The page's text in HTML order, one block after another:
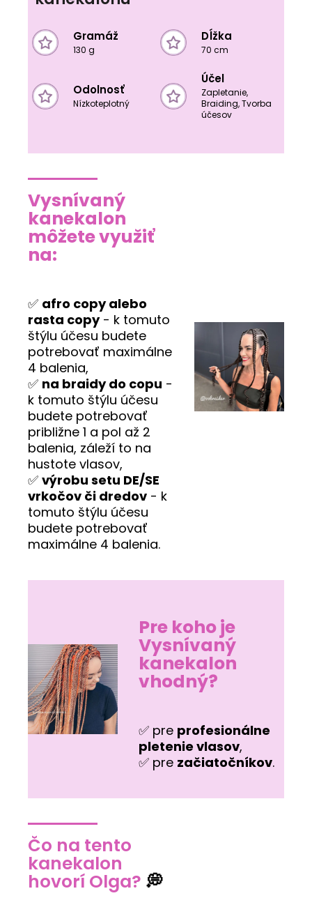
Gramáž
130 g
Dĺžka
70 cm
Odolnosť
Nízkoteplotný
Účel
Zapletanie,
Braiding, Tvorba
účesov
Vysnívaný
kanekalon
môžete využiť
na:
✅ afro copy alebo
rasta copy- k tomuto
štýlu účesu budete
potrebovať maximálne
4 balenia,
✅ na braidy do copu -
k tomuto štýlu účesu
budete potrebovať
približne 1 a pol až 2
balenia, záleží to na
hustote vlasov,
✅ výrobu setu DE/SE
vrkočov či dredov - k
tomuto štýlu účesu
budete potrebovať
maximálne 4 balenia.
Pre koho je
Vysnívaný
kanekalon
vhodný?
✅ pre profesionálne
pletenie vlasov,
✅ pre začiatočníkov.
Čo na tento
kanekalon
hovorí Olga? 💭